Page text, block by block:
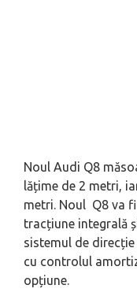
Noul Audi Q8
lățime de 2 metri,
metri. Noul Q8 va
tracțiune integrală
sistemul de
cu controlul
opțiune.